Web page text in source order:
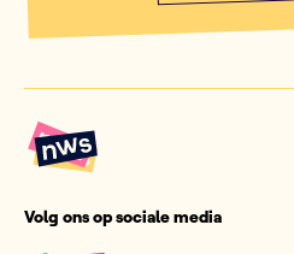
Volg ons op sociale media